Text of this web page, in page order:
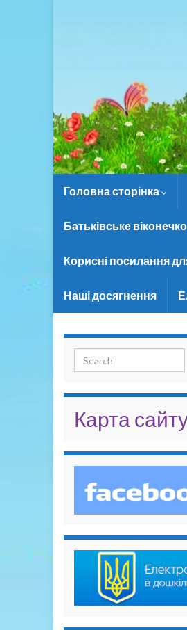
Головна сторінка
Батьківське віконечко
Корисні посилання
Наші досягнення
Search for:
Карта